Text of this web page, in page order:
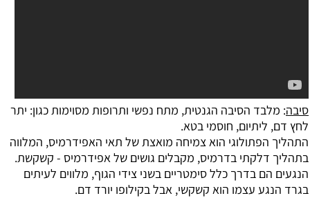
סיבה: מלבד הסיבה הגנטית, מתח נפשי ותרופות מסוימות כגון: יתר
לחץ דם, ליתיום, חוסמי בטא.
התהליך הפתולוגי הוא צמיחה מואצת של תאי האפידרמיס, המלווה
בתהליך דלקתי בדרמיס, מקבלים גושים של אפידרמיס - קשקשת.
הנגעים הם בדרך כלל סימטריים בשני צידי הגוף, מלווים לעיתים
בגרד הנגע עצמו הוא קשקשי, אבל בקילופו יורד דם.